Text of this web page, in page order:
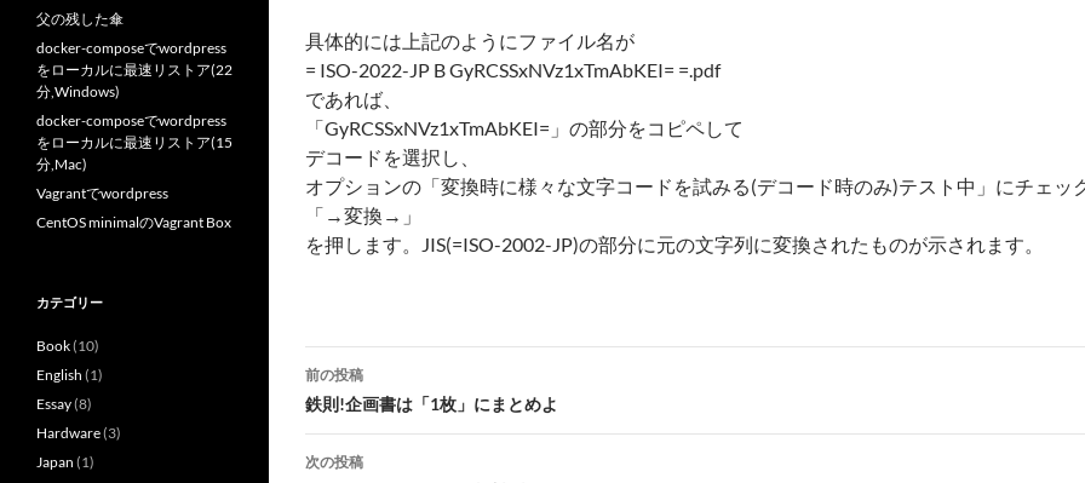
具体的には上記のようにファイル名が
= ISO-2022-JP B GyRCSSxNVz1xTmAbKEI= =.pdf
であれば、
「GyRCSSxNVz1xTmAbKEI=」の部分をコピペして
デコードを選択し、
オプションの「変換時に様々な文字コードを試みる(デコード時のみ)テスト中」にチェッ
「→変換→」
を押します。JIS(=ISO-2002-JP)の部分に元の文字列に変換されたものが示されます。
投
稿
ナ
前の投稿
鉄則!企画書は「1枚」にまとめよ
次の投稿
父の残した傘
docker-composeでwordpress
をローカルに最速リストア(22
分,Windows)
docker-composeでwordpress
をローカルに最速リストア(15
分,Mac)
Vagrantでwordpress
CentOS minimalのVagrant Box
カテゴリー
Book(10)
English (1)
Essay(8)
Hardware(3)
Japan (1)